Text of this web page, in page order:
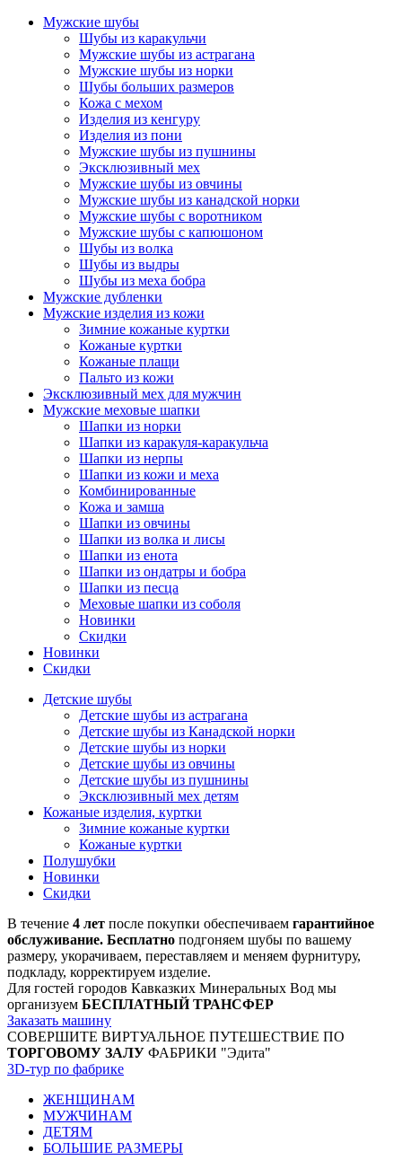
Мужские шубы
Шубы из каракульчи
Мужские шубы из астрагана
Мужские шубы из норки
Шубы больших размеров
Кожа с мехом
Изделия из кенгуру
Изделия из пони
Мужские шубы из пушнины
Эксклюзивный мех
Мужские шубы из овчины
Мужские шубы из канадской норки
Мужские шубы с воротником
Мужские шубы с капюшоном
Шубы из волка
Шубы из выдры
Шубы из меха бобра
Мужские дубленки
Мужские изделия из кожи
Зимние кожаные куртки
Кожаные куртки
Кожаные плащи
Пальто из кожи
Эксклюзивный мех для мужчин
Мужские меховые шапки
Шапки из норки
Шапки из каракуля-каракульча
Шапки из нерпы
Шапки из кожи и меха
Комбинированные
Кожа и замша
Шапки из овчины
Шапки из волка и лисы
Шапки из енота
Шапки из ондатры и бобра
Шапки из песца
Меховые шапки из соболя
Новинки
Скидки
Новинки
Скидки
Детские шубы
Детские шубы из астрагана
Детские шубы из Канадской норки
Детские шубы из норки
Детские шубы из овчины
Детские шубы из пушнины
Эксклюзивный мех детям
Кожаные изделия, куртки
Зимние кожаные куртки
Кожаные куртки
Полушубки
Новинки
Скидки
В течение 4 лет после покупки обеспечиваем гарантийное
обслуживание. Бесплатно подгоняем шубы по вашему
размеру, укорачиваем, переставляем и меняем фурнитуру,
подкладу, корректируем изделие.
Для гостей городов Кавказких Минеральных Вод мы
организуем БЕСПЛАТНЫЙ ТРАНСФЕР
Заказать машину
СОВЕРШИТЕ ВИРТУАЛЬНОЕ ПУТЕШЕСТВИЕ ПО
ТОРГОВОМУ ЗАЛУ ФАБРИКИ "Эдита"
3D-тур по фабрике
ЖЕНЩИНАМ
МУЖЧИНАМ
ДЕТЯМ
БОЛЬШИЕ РАЗМЕРЫ